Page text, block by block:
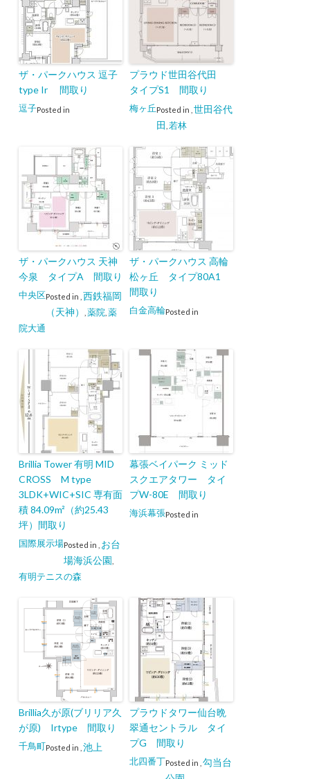
ザ・パークハウス 逗子
type Ir 間取り
Posted in
逗子
プラウド世田谷代田
タイプS1 間取り
Posted in
梅ヶ丘
世田谷代
田 若林
ザ・パークハウス 天神
今泉 タイプA 間取り
Posted in
中央区
西鉄福岡
（天神）
薬院, 薬
院大通
ザ・パークハウス 高輪
松ヶ丘 タイプ80A1
間取り
Posted in
白金高輪
Brillia Tower 有明 MID
CROSS M type
3LDK+WIC+SIC 専有面
積 84.09m²（約25.43
坪）間取り
Posted in
国際展示場
お台
場海浜公園
有明テニスの森
幕張ベイパーク ミッド
スクエアタワー タイ
プW-80E 間取り
Posted in
海浜幕張
Brillia久が原(ブリリア久
が原) Irtype 間取り
Posted in
千鳥町 池上
プラウドタワー仙台晩
翠通セントラル タイ
プG 間取り
Posted in
北四番丁
勾当台